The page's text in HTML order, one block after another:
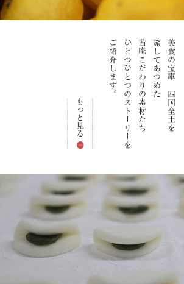
美食の宝庫 四国全土を
旅してあつめた
茜庵こだわりの素材たち
ひとつひとつのストーリーを
ご紹介します。
もっと見る